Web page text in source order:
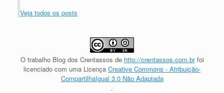
Veja todos os posts
O trabalho Blog dos Crentassos de http://crentassos.com.brfoi
licenciado com uma Licença Creative Commons - Atribuição-
CompartilhaIgual 3.0 Não Adaptada
.